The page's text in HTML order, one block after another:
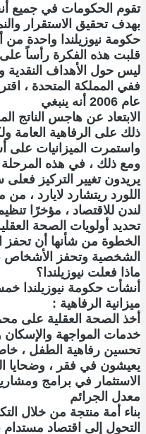
تقوم الحكومات في جميع
بهدف تحقيق الاستقرار
حكومة نيوزيلندا واحدة من
قلبت هذه الفكرة رأساً
ليس حول الأهداف النقدية
ففي المملكة المتحدة ،
عام 2006 أنه ينبغي
الابتعاد عن هاجس الناتج
ذلك على الرفاهية العامة
واستمرت الميزانيات على
ومع ذلك ، في هذه المرحلة
يريدون تغيير التركيز فعلى
اللورد ريتشارد لايارد ،
لندن للاقتصاد ، مؤخرًا
تحديد أولويات الصحة
الخطوة من شأنها أن تحفز
الشخصية وتحفز الأشخاص
ماذا فعلت نيوزيلندا؟
أنشأت حكومة نيوزيلندا
ميزانية الرفاهية :
أخذ الصحة العقلية على
خدمات المواجهة والإسكان
تحسين رفاهية الطفل ،
يعيشون في فقر ، وضحايا
الاستثمار في برامج
معدل الجرائم
بناء أمة منتجة من خلال
التحول إلى اقتصاد مستدام